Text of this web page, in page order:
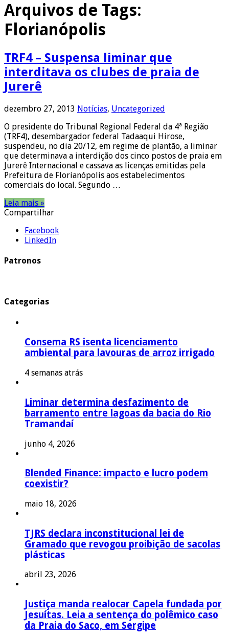
Arquivos de Tags:
Florianópolis
TRF4 – Suspensa liminar que
interditava os clubes de praia de
Jurerê
dezembro 27, 2013 Notícias, Uncategorized
O presidente do Tribunal Regional Federal da 4ª Região
(TRF4), desembargador federal Tadaaqui Hirose,
suspendeu, no dia 20/12, em regime de plantão, a liminar
que determinava a interdição dos cinco postos de praia em
Jurerê Internacional e cassava as licenças emitidas pela
Prefeitura de Florianópolis aos estabelecimentos
comerciais do local. Segundo …
Leia mais »
Compartilhar
Facebook
LinkedIn
Patronos
Categorias
Consema RS isenta licenciamento
ambiental para lavouras de arroz irrigado
4 semanas atrás
Liminar determina desfazimento de
barramento entre lagoas da bacia do Rio
Tramandaí
junho 4, 2026
Blended Finance: impacto e lucro podem
coexistir?
maio 18, 2026
TJRS declara inconstitucional lei de
Gramado que revogou proibição de sacolas
plásticas
abril 23, 2026
Justiça manda realocar Capela fundada por
Jesuítas. Leia a sentença do polêmico caso
da Praia do Saco, em Sergipe